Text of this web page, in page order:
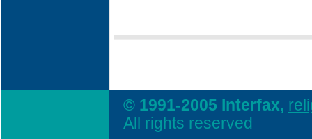
© 1991-2005 Interfax,
All rights reserved